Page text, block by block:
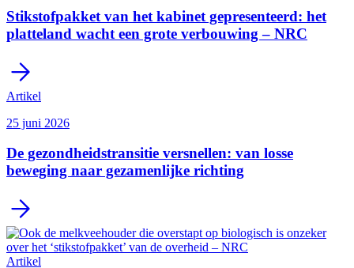
Stikstofpakket van het kabinet gepresenteerd: het
platteland wacht een grote verbouwing – NRC
Artikel
25 juni 2026
De gezondheidstransitie versnellen: van losse
beweging naar gezamenlijke richting
Artikel